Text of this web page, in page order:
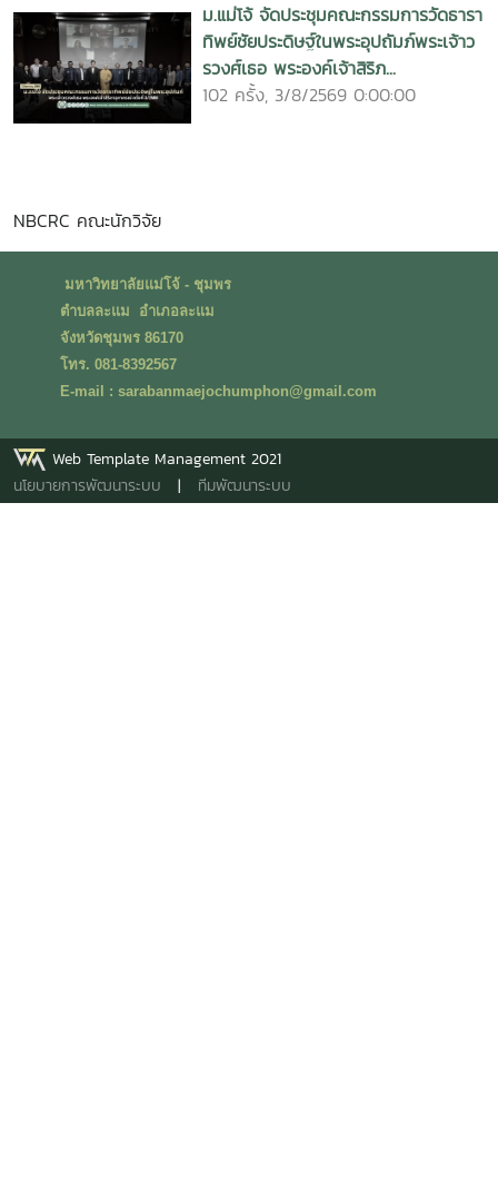
ม.แม่โจ้ จัดประชุมคณะกรรมการวัดธารา
ทิพย์ชัยประดิษฐ์ในพระอุปถัมภ์พระเจ้าว
รวงศ์เธอ พระองค์เจ้าสิริภ...
102 ครั้ง, 3/8/2569 0:00:00
NBCRC คณะนักวิจัย
มหาวิทยาลัยแม่โจ้ - ชุมพร
ตำบลละแม อำเภอละแม
จังหวัดชุมพร 86170
โทร. 081-8392567
E-mail : sarabanmaejochumphon@gmail.com
Web Template Management 2021
นโยบายการพัฒนาระบบ | ทีมพัฒนาระบบ